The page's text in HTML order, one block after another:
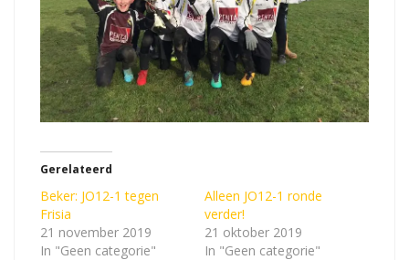
Gerelateerd
Beker: JO12-1 tegen
Frisia
21 november 2019
In "Geen categorie"
Alleen JO12-1 ronde
verder!
21 oktober 2019
In "Geen categorie"